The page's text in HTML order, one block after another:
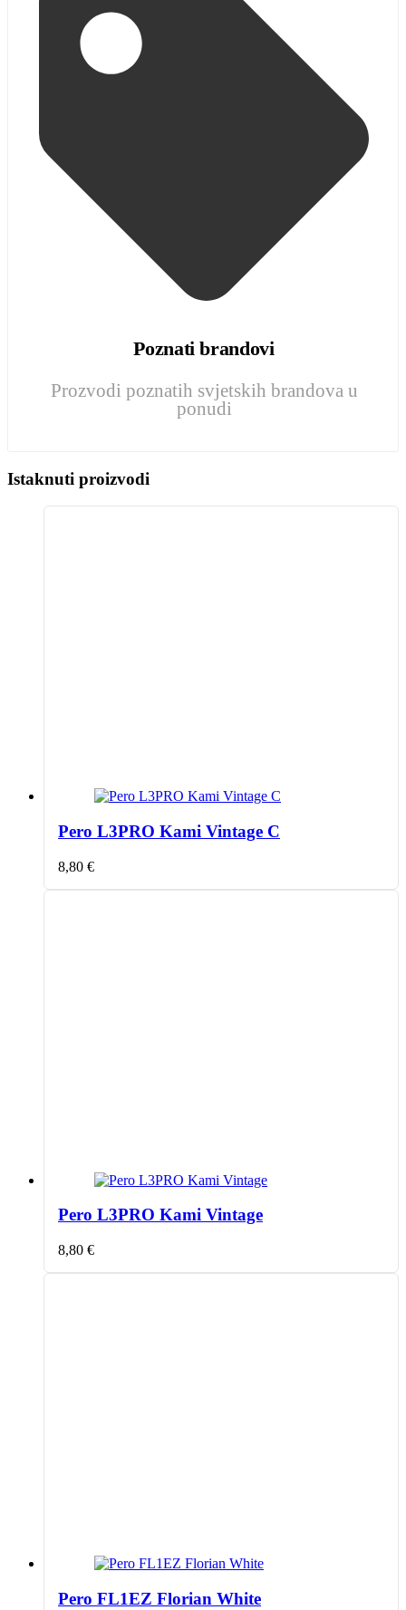
Poznati brandovi
Prozvodi poznatih svjetskih brandova u
ponudi
Istaknuti proizvodi
Pero L3PRO Kami Vintage C
8,80 €
Pero L3PRO Kami Vintage
8,80 €
Pero FL1EZ Florian White